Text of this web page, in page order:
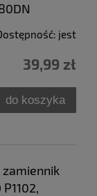
jest
39,99 zł
do koszyka
zamiennik